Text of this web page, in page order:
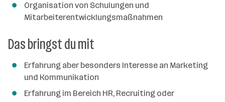
Organisation von Schulungen und
Mitarbeiterentwicklungsmaßnahmen
Das bringst du mit
Erfahrung aber besonders Interesse an Marketing
und Kommunikation
Erfahrung im Bereich HR, Recruiting oder